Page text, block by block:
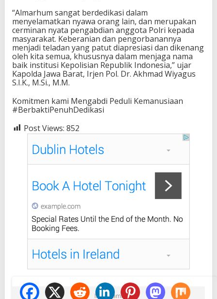
“Almarhum sangat berdedikasi dalam
menyelamatkan nyawa orang lain, dan merupakan
cerminan nyata pengabdian anggota Polri kepada
masyarakat. Keberanian dan pengorbanannya
menjadi teladan yang patut diapresiasi dan dikenang
oleh kita semua, khususnya dalam menjaga nama
baik institusi Kepolisian Republik Indonesia,” ujar
Kapolda Jawa Barat, Irjen Pol. Dr. Akhmad Wiyagus
S.I.K., M.Si., M.M.
Komitmen kami Mengabdi Peduli Kemanusiaan
#BerbaktiPenuhDedikasi
Post Views: 852
Ikuti Kami